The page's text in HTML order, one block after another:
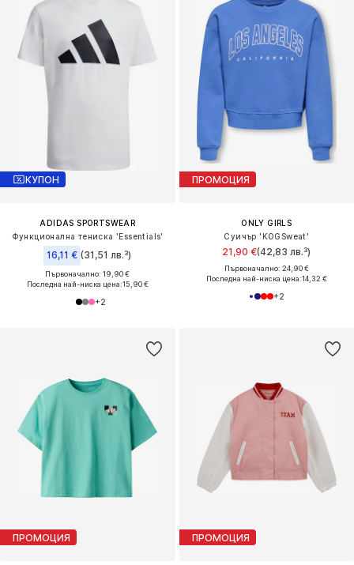
КУПОН
ADIDAS SPORTSWEAR
Функционална тениска 'Essentials'
16,11 € (31,51 лв.³)
Първоначално: 19,90 €
Последна най-ниска цена:15,90 €
+2
ПРОМОЦИЯ
ONLY GIRLS
Суичър 'KOGSweat'
21,90 €(42,83 лв.³)
Първоначално: 24,90 €
Последна най-ниска цена:14,32 €
+2
ПРОМОЦИЯ ПРОМОЦИЯ